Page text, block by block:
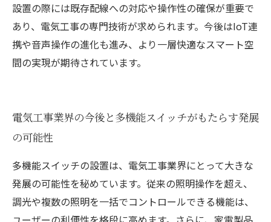
設置の際には既存配線への対応や操作性の確保が重要で
あり、電気工事の専門技術が求められます。今後はIoT連
携や音声操作の進化も進み、より一層快適なスマート空
間の実現が期待されています。
電気工事業界の今後と多機能スイッチがもたらす発展
の可能性
多機能スイッチの設置は、電気工事業界にとって大きな
発展の可能性を秘めています。従来の照明操作を超え、
調光や複数の照明を一括でコントロールできる機能は、